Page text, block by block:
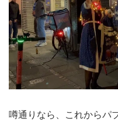
噂通りなら、これからパ